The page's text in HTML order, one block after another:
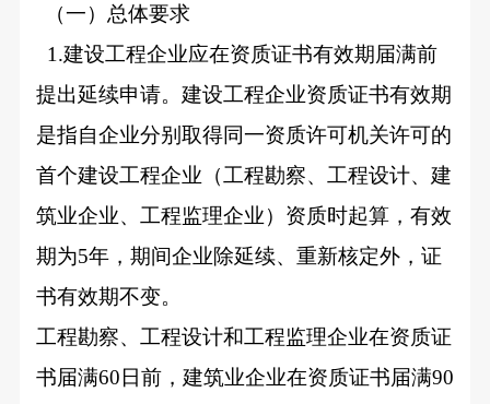
（一）总体要求
1.建设工程企业应在资质证书有效期届满前
提出延续申请。建设工程企业资质证书有效期
是指自企业分别取得同一资质许可机关许可的
首个建设工程企业（工程勘察、工程设计、建
筑业企业、工程监理企业）资质时起算，有效
期为5年，期间企业除延续、重新核定外，证
书有效期不变。
工程勘察、工程设计和工程监理企业在资质证
书届满60日前，建筑业企业在资质证书届满90